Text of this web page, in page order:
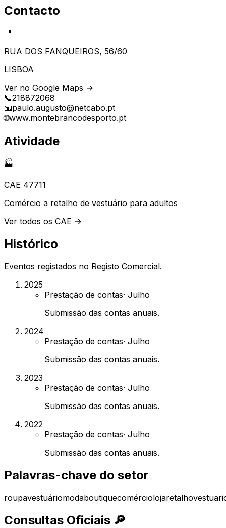
Contacto
📍
RUA DOS FANQUEIROS, 56/60
LISBOA
Ver no Google Maps →
📞218872068
📧paulo.augusto@netcabo.pt
🌐www.montebrancodesporto.pt
Atividade
🏭
CAE 47711
Comércio a retalho de vestuário para adultos
Ver todos os CAE →
Histórico
Eventos registados no Registo Comercial.
2025
Prestação de contas· Julho
Submissão das contas anuais.
2024
Prestação de contas· Julho
Submissão das contas anuais.
2023
Prestação de contas· Julho
Submissão das contas anuais.
2022
Prestação de contas· Julho
Submissão das contas anuais.
Palavras-chave do setor
roupavestuáriomodaboutiquecomérciolojaretalho
Consultas Oficiais 🔎